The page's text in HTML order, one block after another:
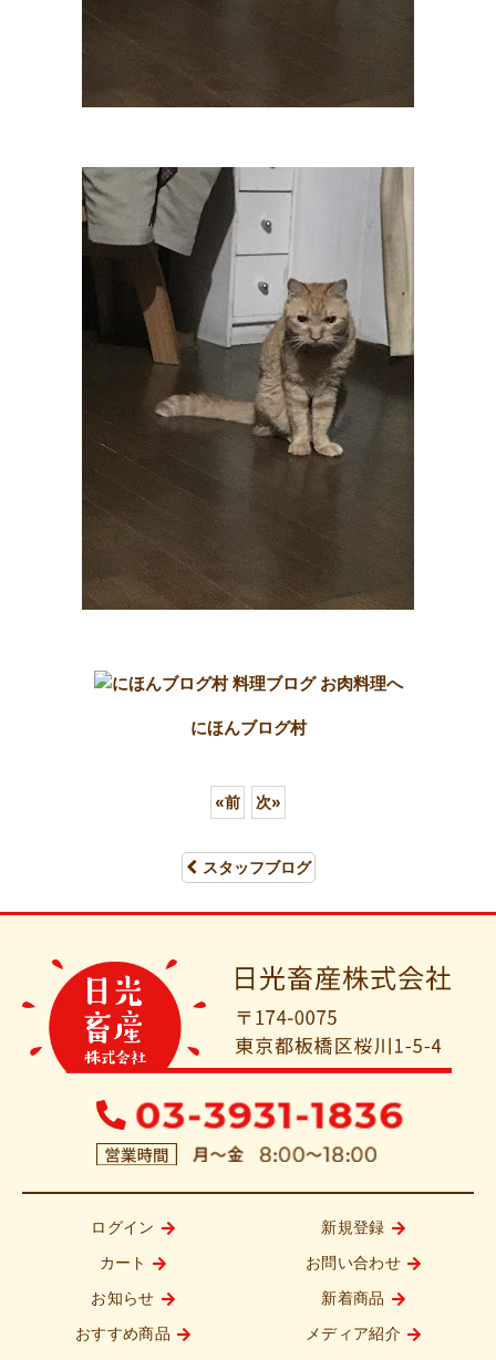
にほんブログ村
«前 次»
スタッフブログ
ログイン 新規登録
カート お問い合わせ
お知らせ 新着商品
おすすめ商品 メディア紹介